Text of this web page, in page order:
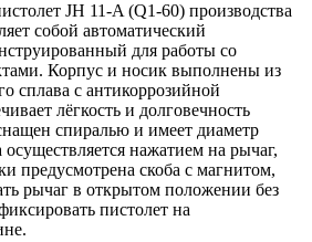
JH 11-A (Q1-60) производства
собой автоматический
для работы со
Корпус и носик выполнены из
сплава с антикоррозийной
лёгкость и долговечность
спиралью и имеет диаметр
нажатием на рычаг,
предусмотрена скоба с магнитом,
рычаг в открытом положении без
пистолет на